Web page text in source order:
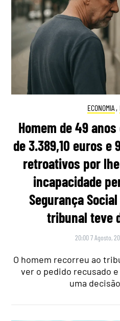
ECONOMIA ,
Homem de 49
de 3.389,10 euros e
retroativos por
incapacidade
Segurança
tribunal teve
20:00 7 Agosto,
O homem recorreu ao
ver o pedido recusado
uma